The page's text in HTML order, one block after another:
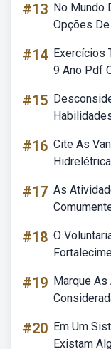
#13 No Mundo
Opções
#14 Exercícios
9 Ano Pdf
#15
#16 Cite As
#17 As
#18 O
#19 Marque
#20 Em Um
Existam